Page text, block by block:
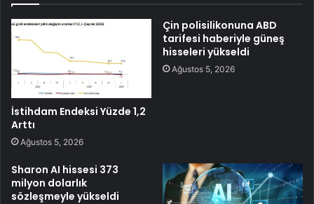
İstihdam Endeksi Yüzde 1,2
Arttı
Ağustos 5, 2026
Çin polisilikonuna ABD
tarifesi haberiyle güneş
hisseleri yükseldi
Ağustos 5, 2026
Sharon AI hissesi 373
milyon dolarlık
sözleşmeyle yükseldi